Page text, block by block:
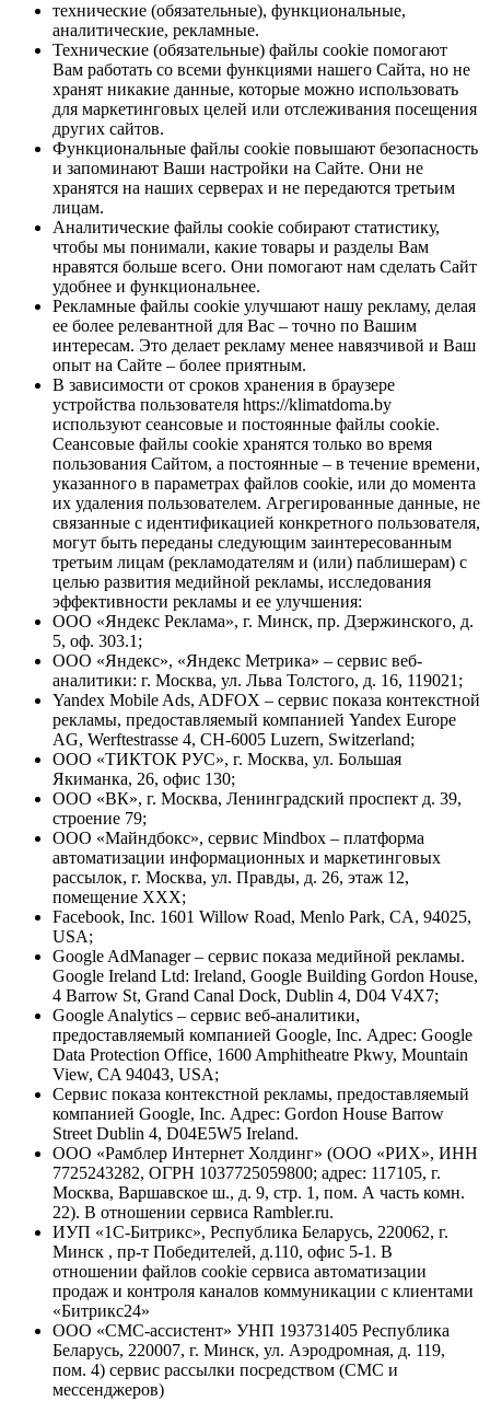
технические (обязательные), функциональные,
аналитические, рекламные.
Технические (обязательные) файлы cookie помогают
Вам работать со всеми функциями нашего Сайта, но не
хранят никакие данные, которые можно использовать
для маркетинговых целей или отслеживания посещения
других сайтов.
Функциональные файлы cookie повышают безопасность
и запоминают Ваши настройки на Сайте. Они не
хранятся на наших серверах и не передаются третьим
лицам.
Аналитические файлы cookie собирают статистику,
чтобы мы понимали, какие товары и разделы Вам
нравятся больше всего. Они помогают нам сделать Сайт
удобнее и функциональнее.
Рекламные файлы cookie улучшают нашу рекламу, делая
ее более релевантной для Вас – точно по Вашим
интересам. Это делает рекламу менее навязчивой и Ваш
опыт на Сайте – более приятным.
В зависимости от сроков хранения в браузере
устройства пользователя https://klimatdoma.by
используют сеансовые и постоянные файлы cookie.
Сеансовые файлы cookie хранятся только во время
пользования Сайтом, а постоянные – в течение времени,
указанного в параметрах файлов cookie, или до момента
их удаления пользователем. Агрегированные данные, не
связанные с идентификацией конкретного пользователя,
могут быть переданы следующим заинтересованным
третьим лицам (рекламодателям и (или) паблишерам) с
целью развития медийной рекламы, исследования
эффективности рекламы и ее улучшения:
ООО «Яндекс Реклама», г. Минск, пр. Дзержинского, д.
5, оф. 303.1;
ООО «Яндекс», «Яндекс Метрика» – сервис веб-
аналитики: г. Москва, ул. Льва Толстого, д. 16, 119021;
Yandex Mobile Ads, ADFOX – сервис показа контекстной
рекламы, предоставляемый компанией Yandex Europe
AG, Werftestrasse 4, CH-6005 Luzern, Switzerland;
ООО «ТИКТОК РУС», г. Москва, ул. Большая
Якиманка, 26, офис 130;
ООО «ВК», г. Москва, Ленинградский проспект д. 39,
строение 79;
ООО «Майндбокс», сервис Mindbox – платформа
автоматизации информационных и маркетинговых
рассылок, г. Москва, ул. Правды, д. 26, этаж 12,
помещение XXX;
Facebook, Inc. 1601 Willow Road, Menlo Park, CA, 94025,
USA;
Google AdManager – сервис показа медийной рекламы.
Google Ireland Ltd: Ireland, Google Building Gordon House,
4 Barrow St, Grand Canal Dock, Dublin 4, D04 V4X7;
Google Analytics – сервис веб-аналитики,
предоставляемый компанией Google, Inc. Адрес: Google
Data Protection Office, 1600 Amphitheatre Pkwy, Mountain
View, CA 94043, USA;
Сервис показа контекстной рекламы, предоставляемый
компанией Google, Inc. Адрес: Gordon House Barrow
Street Dublin 4, D04E5W5 Ireland.
ООО «Рамблер Интернет Холдинг» (ООО «РИХ», ИНН
7725243282, ОГРН 1037725059800; адрес: 117105, г.
Москва, Варшавское ш., д. 9, стр. 1, пом. А часть комн.
22). В отношении сервиса Rambler.ru.
ИУП «1С-Битрикс», Республика Беларусь, 220062, г.
Минск , пр-т Победителей, д.110, офис 5-1. В
отношении файлов cookie сервиса автоматизации
продаж и контроля каналов коммуникации с клиентами
«Битрикс24»
ООО «СМС-ассистент» УНП 193731405 Республика
Беларусь, 220007, г. Минск, ул. Аэродромная, д. 119,
пом. 4) сервис рассылки посредством (СМС и
мессенджеров)